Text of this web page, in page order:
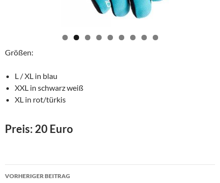
Größen:
L / XL in blau
XXL in schwarz weiß
XL in rot/türkis
Preis: 20 Euro
Beitragsnavigation
VORHERIGER BEITRAG